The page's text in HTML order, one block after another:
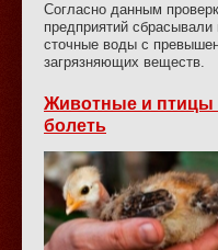
Согласно данным
предприятий
сточные воды с
загрязняющих веществ.
Животные и птицы
болеть